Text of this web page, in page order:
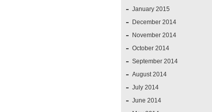
January 2015
December 2014
November 2014
October 2014
September 2014
August 2014
July 2014
June 2014